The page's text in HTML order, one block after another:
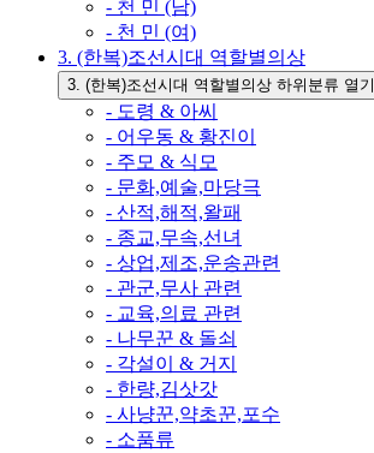
- 천 민 (남)
- 천 민 (여)
3. (한복)조선시대 역할별의상
3. (한복)조선시대 역할별의상 하위분류 열기
- 도령 & 아씨
- 어우동 & 황진이
- 주모 & 식모
- 문화,예술,마당극
- 산적,해적,왈패
- 종교,무속,선녀
- 상업,제조,운송관련
- 관군,무사 관련
- 교육,의료 관련
- 나무꾼 & 돌쇠
- 각설이 & 거지
- 한량,김삿갓
- 사냥꾼,약초꾼,포수
- 소품류